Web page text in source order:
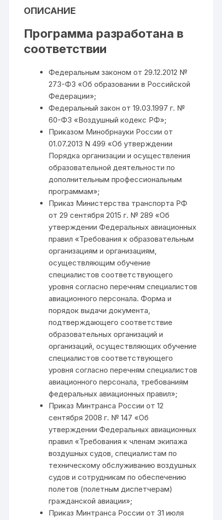
ОПИСАНИЕ
Программа разработана в
соответствии
Федеральным законом от 29.12.2012 №
273-ФЗ «Об образовании в Российской
Федерации»;
Федеральный закон от 19.03.1997 г. №
60-Ф3 «Воздушный кодекс РФ»;
Приказом Минобрнауки России от
01.07.2013 N 499 «Об утверждении
Порядка организации и осуществления
образовательной деятельности по
дополнительным профессиональным
программам»;
Приказ Министерства транспорта РФ
от 29 сентября 2015 г. № 289 «Об
утверждении Федеральных авиационных
правил «Требования к образовательным
организациям и организациям,
осуществляющим обучение
специалистов соответствующего
уровня согласно перечням специалистов
авиационного персонала. Форма и
порядок выдачи документа,
подтверждающего соответствие
образовательных организаций и
организаций, осуществляющих обучение
специалистов соответствующего
уровня согласно перечням специалистов
авиационного персонала, требованиям
федеральных авиационных правил»;
Приказ Минтранса России от 12
сентября 2008 г. № 147 «Об
утверждении Федеральных авиационных
правил «Требования к членам экипажа
воздушных судов, специалистам по
техническому обслуживанию воздушных
судов и сотрудникам по обеспечению
полетов (полетным диспетчерам)
гражданской авиации»;
Приказ Минтранса России от 31 июля